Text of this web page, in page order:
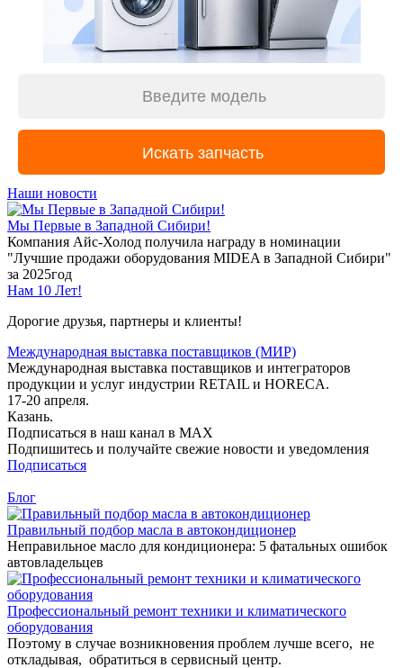
Наши новости
Мы Первые в Западной Сибири!
Компания Айс-Холод получила награду в номинации
"Лучшие продажи оборудования MIDEA в Западной Сибири"
за 2025год
Нам 10 Лет!
Дорогие друзья, партнеры и клиенты!
Международная выставка поставщиков (МИР)
Международная выставка поставщиков и интеграторов
продукции и услуг индустрии RETAIL и HORECA.
17-20 апреля.
Казань.
Подписаться в наш канал в MAX
Подпишитесь и получайте свежие новости и уведомления
Подписаться
Блог
Правильный подбор масла в автокондиционер
Неправильное масло для кондиционера: 5 фатальных ошибок
автовладельцев
Профессиональный ремонт техники и климатического
оборудования
Поэтому в случае возникновения проблем лучше всего, не
откладывая, обратиться в сервисный центр.